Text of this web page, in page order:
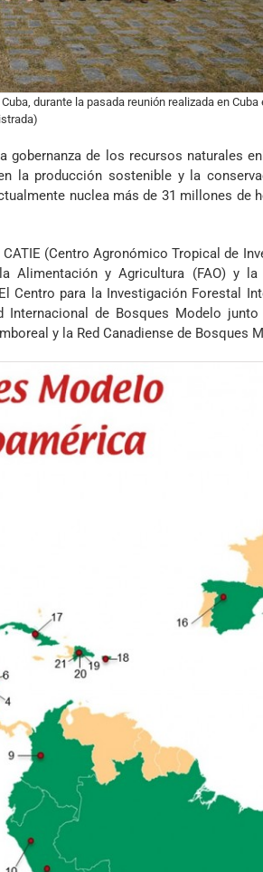
durante la pasada reunión realizada en Cuba
gobernanza de los recursos naturales
la producción sostenible y la
nuclea más de 31 millones de
(Centro Agronómico Tropical de
Alimentación y Agricultura (FAO) y la
Centro para la Investigación Forestal
de Bosques Modelo junto
y la Red Canadiense de Bosques